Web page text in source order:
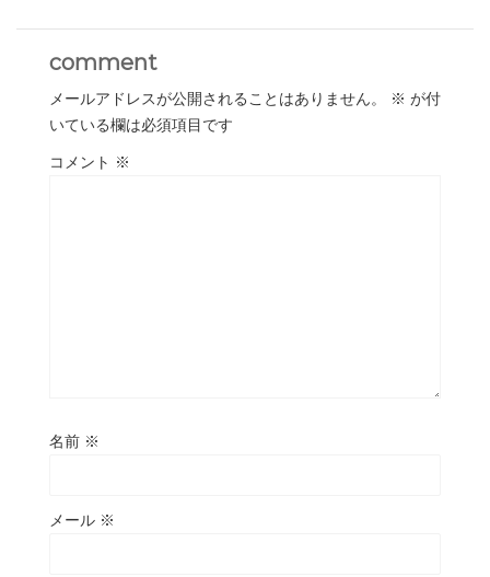
comment
メールアドレスが公開されることはありません。 ※ が付
いている欄は必須項目です
コメント ※
名前 ※
メール ※